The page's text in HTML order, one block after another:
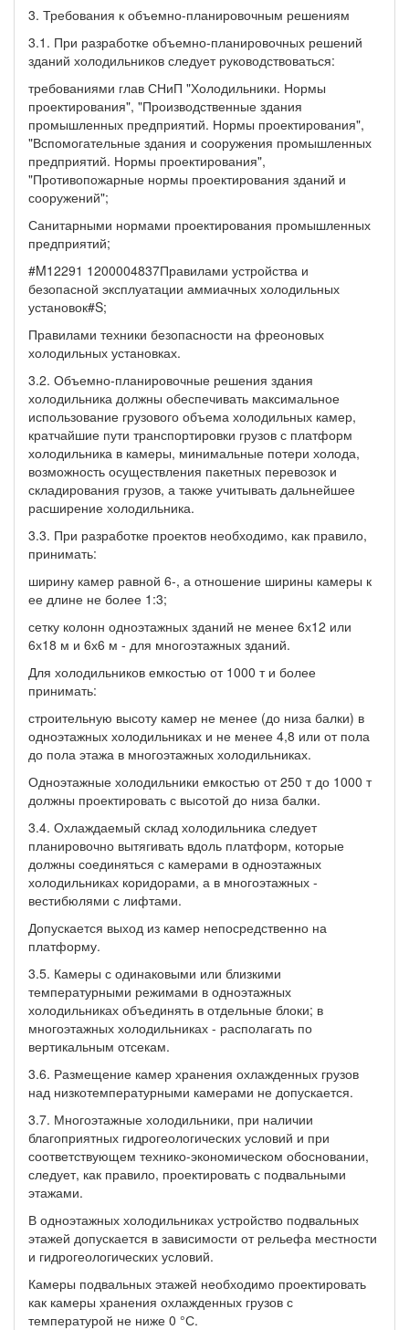
3. Требования к объемно-планировочным решениям
3.1. При разработке объемно-планировочных решений
зданий холодильников следует руководствоваться:
требованиями глав СНиП "Холодильники. Нормы
проектирования", "Производственные здания
промышленных предприятий. Нормы проектирования",
"Вспомогательные здания и сооружения промышленных
предприятий. Нормы проектирования",
"Противопожарные нормы проектирования зданий и
сооружений";
Санитарными нормами проектирования промышленных
предприятий;
#M12291 1200004837Правилами устройства и
безопасной эксплуатации аммиачных холодильных
установок#S;
Правилами техники безопасности на фреоновых
холодильных установках.
3.2. Объемно-планировочные решения здания
холодильника должны обеспечивать максимальное
использование грузового объема холодильных камер,
кратчайшие пути транспортировки грузов с платформ
холодильника в камеры, минимальные потери холода,
возможность осуществления пакетных перевозок и
складирования грузов, а также учитывать дальнейшее
расширение холодильника.
3.3. При разработке проектов необходимо, как правило,
принимать:
ширину камер равной 6-, а отношение ширины камеры к
ее длине не более 1:3;
сетку колонн одноэтажных зданий не менее 6х12 или
6х18 м и 6х6 м - для многоэтажных зданий.
Для холодильников емкостью от 1000 т и более
принимать:
строительную высоту камер не менее (до низа балки) в
одноэтажных холодильниках и не менее 4,8 или от пола
до пола этажа в многоэтажных холодильниках.
Одноэтажные холодильники емкостью от 250 т до 1000 т
должны проектировать с высотой до низа балки.
3.4. Охлаждаемый склад холодильника следует
планировочно вытягивать вдоль платформ, которые
должны соединяться с камерами в одноэтажных
холодильниках коридорами, а в многоэтажных -
вестибюлями с лифтами.
Допускается выход из камер непосредственно на
платформу.
3.5. Камеры с одинаковыми или близкими
температурными режимами в одноэтажных
холодильниках объединять в отдельные блоки; в
многоэтажных холодильниках - располагать по
вертикальным отсекам.
3.6. Размещение камер хранения охлажденных грузов
над низкотемпературными камерами не допускается.
3.7. Многоэтажные холодильники, при наличии
благоприятных гидрогеологических условий и при
соответствующем технико-экономическом обосновании,
следует, как правило, проектировать с подвальными
этажами.
В одноэтажных холодильниках устройство подвальных
этажей допускается в зависимости от рельефа местности
и гидрогеологических условий.
Камеры подвальных этажей необходимо проектировать
как камеры хранения охлажденных грузов с
температурой не ниже 0 °С.